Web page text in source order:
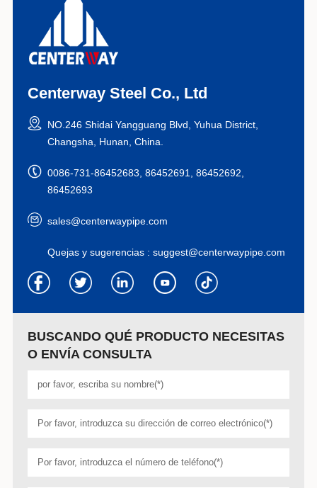
Centerway Steel Co., Ltd
NO.246 Shidai Yangguang Blvd, Yuhua District,
Changsha, Hunan, China.
0086-731-86452683, 86452691, 86452692,
86452693
sales@centerwaypipe.com
Quejas y sugerencias : suggest@centerwaypipe.com
BUSCANDO QUÉ PRODUCTO NECESITAS
O ENVÍA CONSULTA